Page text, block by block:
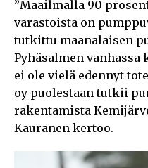
”Maailmalla 90
varastoista on
tutkittu maanalaisen
Pyhäsalmen vanhassa
ei ole vielä edennyt
oy puolestaan tutkii
rakentamista
Kauranen kertoo.